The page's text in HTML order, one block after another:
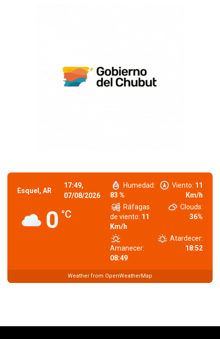
Esquel, AR
17:49,
07/08/2026
0 °C
Humedad:
83 %
Viento: 11
Km/h
Ráfagas
de viento: 11
Km/h
Clouds:
36%
Amanecer:
08:49
Atardecer:
18:52
Weather from OpenWeatherMap